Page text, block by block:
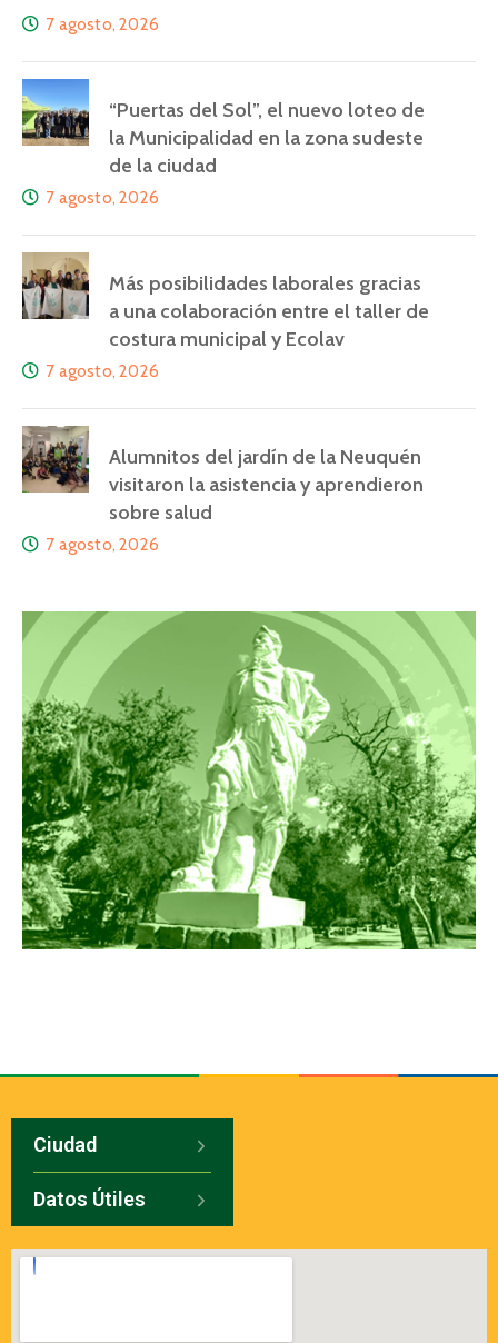
7 agosto, 2026
“Puertas del Sol”, el nuevo loteo de
la Municipalidad en la zona sudeste
de la ciudad
7 agosto, 2026
Más posibilidades laborales gracias
a una colaboración entre el taller de
costura municipal y Ecolav
7 agosto, 2026
Alumnitos del jardín de la Neuquén
visitaron la asistencia y aprendieron
sobre salud
7 agosto, 2026
Ciudad
Datos Útiles